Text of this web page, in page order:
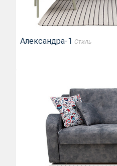
Александра-1 Стиль